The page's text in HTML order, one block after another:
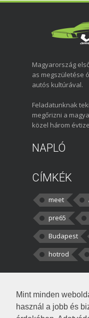
Mint minden
használ a jobb és
Magyarország
as megszületése
autós kultúrával.
Feladatunknak
megőrizni a
közel három
NAPLÓ
CÍMKÉK
meet
pre65
Budapest
hotrod
darabbaal